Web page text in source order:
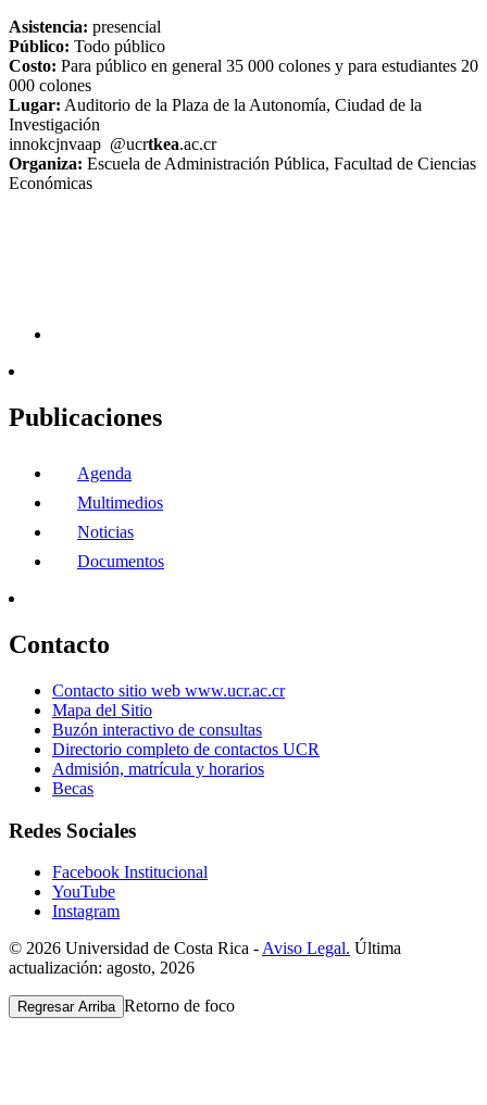
Asistencia: presencial
Público: Todo público
Costo: Para público en general 35 000 colones y para estudiantes 20
000 colones
Lugar: Auditorio de la Plaza de la Autonomía, Ciudad de la
Investigación
innokcjnvaap @ucrtkea.ac.cr
Organiza: Escuela de Administración Pública, Facultad de Ciencias
Económicas
Publicaciones
Agenda
Multimedios
Noticias
Documentos
Contacto
Contacto sitio web www.ucr.ac.cr
Mapa del Sitio
Buzón interactivo de consultas
Directorio completo de contactos UCR
Admisión, matrícula y horarios
Becas
Redes Sociales
Facebook Institucional
YouTube
Instagram
© 2026 Universidad de Costa Rica - Aviso Legal. Última
actualización: agosto, 2026
Regresar Arriba Retorno de foco